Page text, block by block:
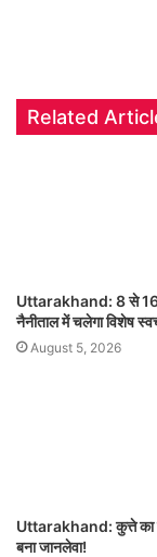
Related
Uttarakhand: 8 से
नैनीताल में चलेगा विशेष
August 5, 2026
Uttarakhand: कुत्ते का
बना जानलेवा!